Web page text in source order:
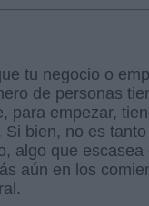
tu negocio o
de personas
para empezar,
Si bien, no es
algo que escasea
aún en los